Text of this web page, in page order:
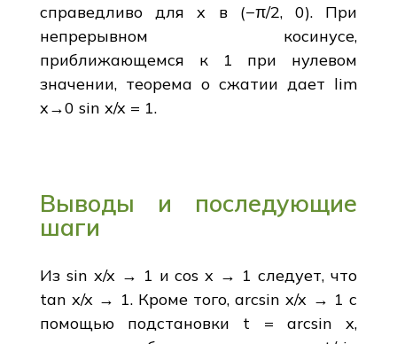
справедливо для x в (−π/2, 0). При
непрерывном косинусе,
приближающемся к 1 при нулевом
значении, теорема о сжатии дает lim
x→0 sin x/x = 1.
Выводы и последующие
шаги
Из sin x/x → 1 и cos x → 1 следует, что
tan x/x → 1. Кроме того, arcsin x/x → 1 с
помощью подстановки t = arcsin x,